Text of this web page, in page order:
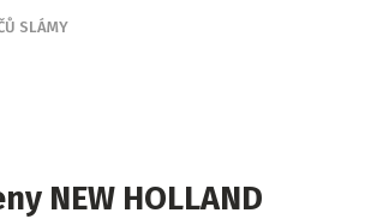
SLÁMY
NEW HOLLAND